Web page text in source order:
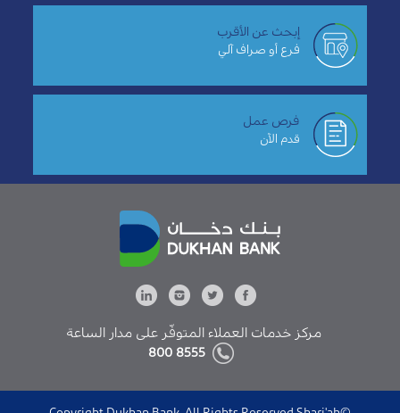
إبحث عن الأقرب
فرع أو صراف آلي
فرص عمل
قدم الآن
مركز خدمات العملاء المتوفّر على مدار الساعة
8555 800